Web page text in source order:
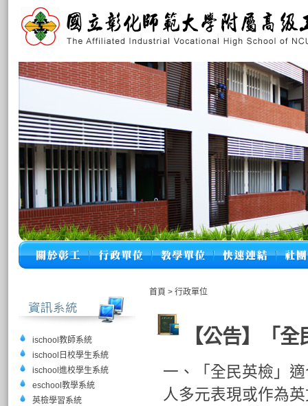
ischool教師系統
ischool日校學生系統
ischool進校學生系統
eschool教學系統
英檢學習系統
首頁 > 行政單位
【公告】「
一、「全民英檢」
人多元表現或作為